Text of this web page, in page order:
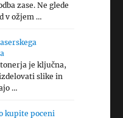
zase. Ne glede
v ožjem …
je ključna,
slike in
…
kupite poceni